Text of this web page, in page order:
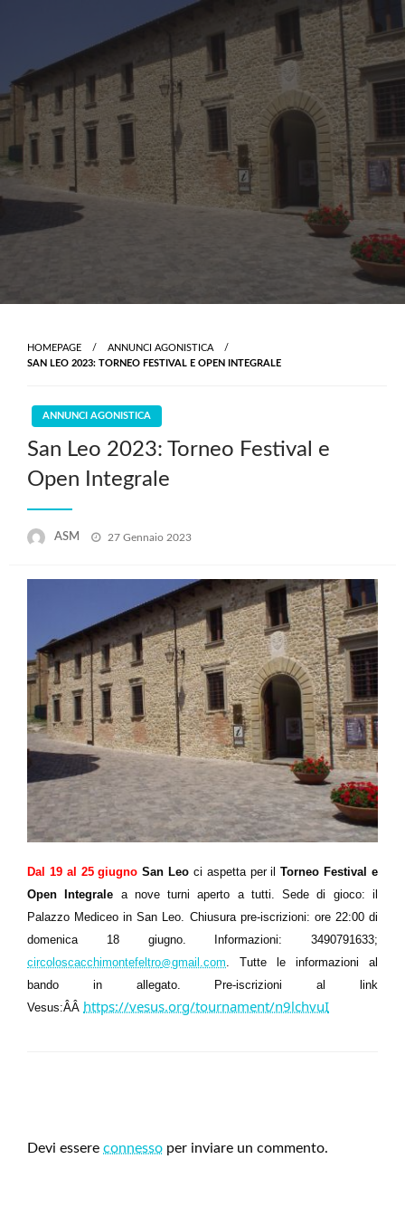
HOMEPAGE
ANNUNCI AGONISTICA
SAN LEO 2023: TORNEO FESTIVAL E OPEN INTEGRALE
ANNUNCI AGONISTICA
San Leo 2023: Torneo Festival e
Open Integrale
ASM
Posted
27 Gennaio 2023
Dal 19 al 25 giugno San Leo ci aspetta per ilTorneo Festival e
Open Integrale a nove turni aperto a tutti. Sede di gioco: il
Palazzo Mediceo in San Leo. Chiusura pre-iscrizioni: ore 22:00 di
domenica 18 giugno. Informazioni: 3490791633;
circoloscacchimontefeltro@gmail.com. Tutte le informazioni al
bando in allegato. Pre-iscrizioni al link
Vesus:ÂÂ https://vesus.org/tournament/n9lchvuI
Devi essere connesso per inviare un commento.